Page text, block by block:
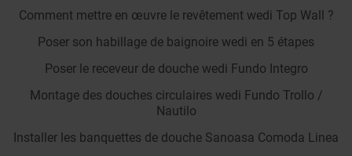
Comment mettre en œuvre le revêtement wedi Top Wall ?
Poser son habillage de baignoire wedi en 5 étapes
Poser le receveur de douche wedi Fundo Integro
Montage des douches circulaires wedi Fundo Trollo /
Nautilo
Installer les banquettes de douche Sanoasa Comoda Linea